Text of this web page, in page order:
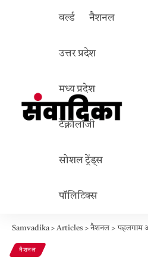
वर्ल्ड नैशनल
उत्तर प्रदेश
मध्य प्रदेश
टेक्नोलॉजी
सोशल ट्रेंड्स
पॉलिटिक्स
Samvadika>Articles >नैशनल >पहलगाम अटैक के बाद
नैशनल